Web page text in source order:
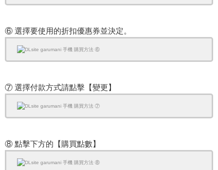
⑥ 選擇要使用的折扣優惠券並決定。
⑦ 選擇付款方式請點擊【變更】
⑧ 點擊下方的【購買點數】